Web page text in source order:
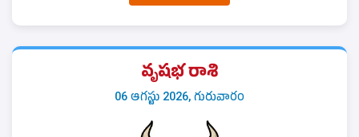
వృషభ రాశి
06 ఆగస్టు 2026, గురువారం